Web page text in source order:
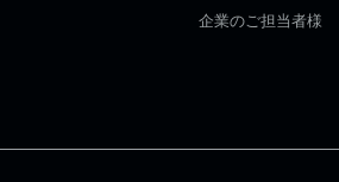
企業のご担当者様